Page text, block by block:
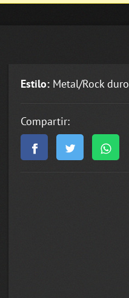
Estilo: Metal/Rock duro
Compartir: